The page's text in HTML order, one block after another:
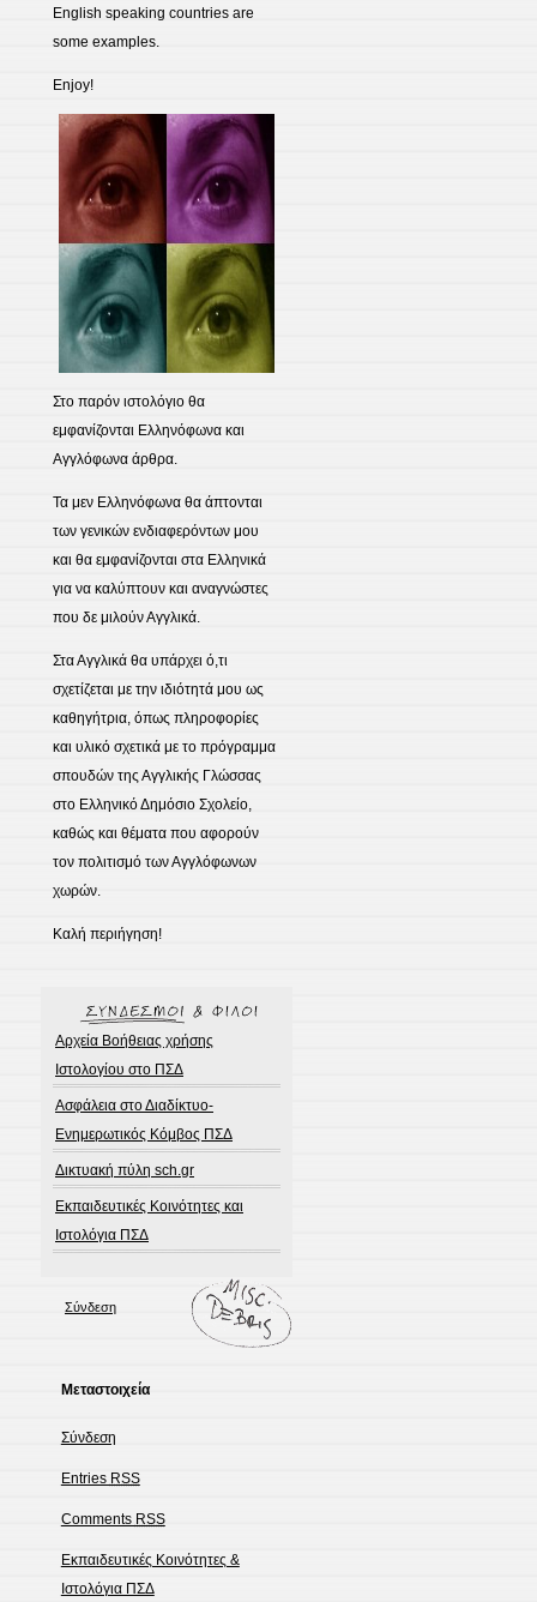
English speaking countries are
some examples.
Enjoy!
Στο παρόν ιστολόγιο θα
εμφανίζονται Ελληνόφωνα και
Αγγλόφωνα άρθρα.
Τα μεν Ελληνόφωνα θα άπτονται
των γενικών ενδιαφερόντων μου
και θα εμφανίζονται στα Ελληνικά
για να καλύπτουν και αναγνώστες
που δε μιλούν Αγγλικά.
Στα Αγγλικά θα υπάρχει ό,τι
σχετίζεται με την ιδιότητά μου ως
καθηγήτρια, όπως πληροφορίες
και υλικό σχετικά με το πρόγραμμα
σπουδών της Αγγλικής Γλώσσας
στο Ελληνικό Δημόσιο Σχολείο,
καθώς και θέματα που αφορούν
τον πολιτισμό των Αγγλόφωνων
χωρών.
Καλή περιήγηση!
Αρχεία Βοήθειας χρήσης
Ιστολογίου στο ΠΣΔ
Ασφάλεια στο Διαδίκτυο-
Ενημερωτικός Κόμβος ΠΣΔ
Δικτυακή πύλη sch.gr
Εκπαιδευτικές Κοινότητες και
Ιστολόγια ΠΣΔ
Σύνδεση
Μεταστοιχεία
Σύνδεση
Entries RSS
Comments RSS
Εκπαιδευτικές Κοινότητες &
Ιστολόγια ΠΣΔ